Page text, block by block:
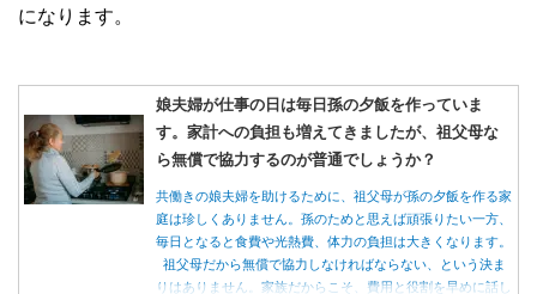
になります。
娘夫婦が仕事の日は毎日孫の夕飯を作っていま
す。家計への負担も増えてきましたが、祖父母な
ら無償で協力するのが普通でしょうか？
共働きの娘夫婦を助けるために、祖父母が孫の夕飯を作る家
庭は珍しくありません。孫のためと思えば頑張りたい一方、
毎日となると食費や光熱費、体力の負担は大きくなります。
祖父母だから無償で協力しなければならない、という決ま
りはありません。家族だからこそ、費用と役割を早めに話し